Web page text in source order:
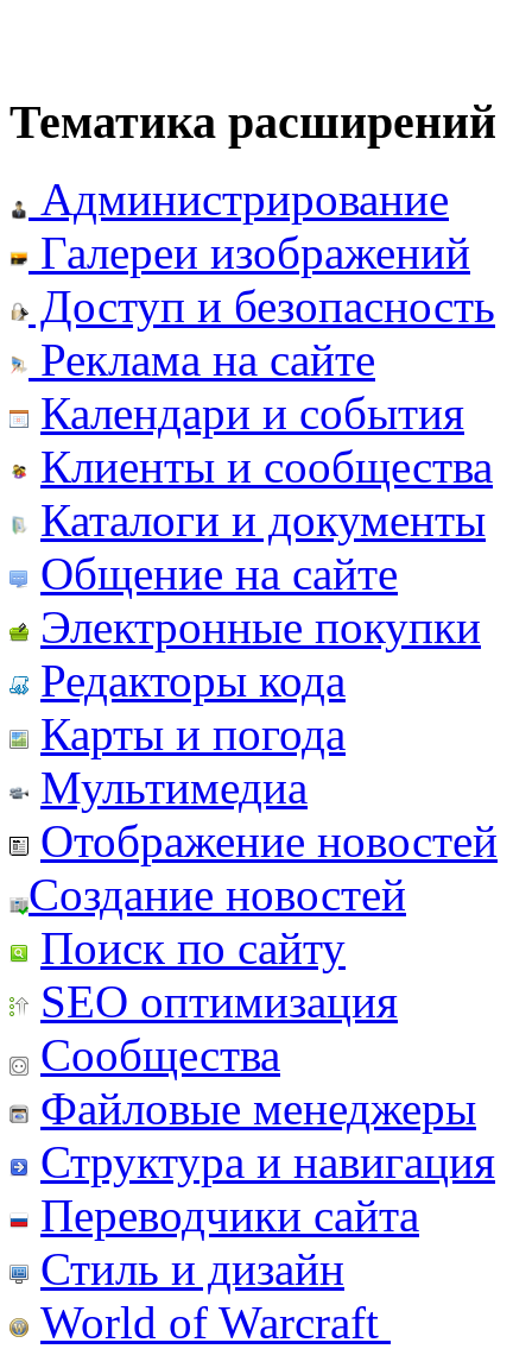
Тематика расширений
Администрирование
Галереи изображений
Доступ и безопасность
Реклама на сайте
Календари и события
Клиенты и сообщества
Каталоги и документы
Общение на сайте
Электронные покупки
Редакторы кода
Карты и погода
Мультимедиа
Отображение новостей
Создание новостей
Поиск по сайту
SEO оптимизация
Сообщества
Файловые менеджеры
Структура и навигация
Переводчики сайта
Стиль и дизайн
World of Warcraft